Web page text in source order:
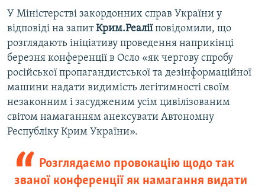
У Міністерстві закордонних справ України у
відповіді на запитКрим.Реаліїповідомили, що
розглядають ініціативу проведення наприкінці
березня конференції в Осло «як чергову спробу
російської пропагандистської та дезінформаційної
машини надати видимість легітимності своїм
незаконним і засудженим усім цивілізованим
світом намаганням анексувати Автономну
Республіку Крим України».
Розглядаємо провокацію щодо так
званої конференції як намагання видати